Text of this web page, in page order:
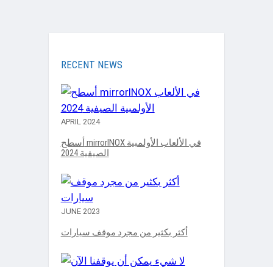
RECENT NEWS
APRIL 2024
أسطح mirrorINOX في الألعاب الأولمبية
الصيفية 2024
JUNE 2023
أكثر بكثير من مجرد موقف سيارات